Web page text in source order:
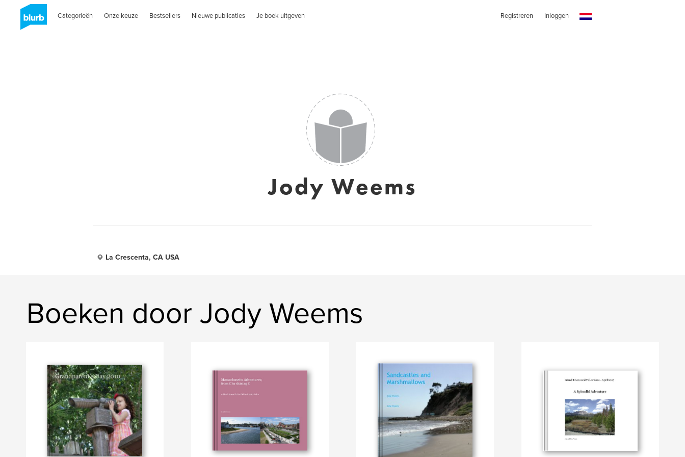
Categorieën Onze keuze Bestsellers Nieuwe publicaties Je boek uitgeven Registreren Inloggen
Jody Weems
La Crescenta, CA USA
Boeken door Jody Weems